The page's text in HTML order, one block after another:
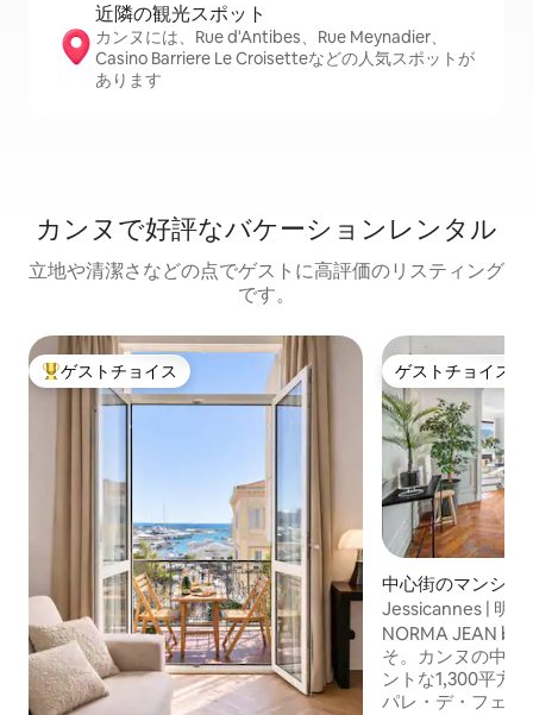
近隣の観光ス⁠ポ⁠ッ⁠ト
カンヌには、Rue d'Antibes、Rue Meynadier、
Casino Barriere Le Croisetteなどの人気スポットが
あります
カンヌで好評なバケーションレンタル
立地や清潔さなどの点でゲストに高評価のリスティング
です。
大好評のゲストチョイスです。
ゲストチョイス ゲストチョイス
ゲストチョイス
中心街のマンショ
ート
Jessicannes | 明る
ぐ
NORMA JEAN by
そ。カンヌの中心
ントな1,300平方
パレ・デ・フェス